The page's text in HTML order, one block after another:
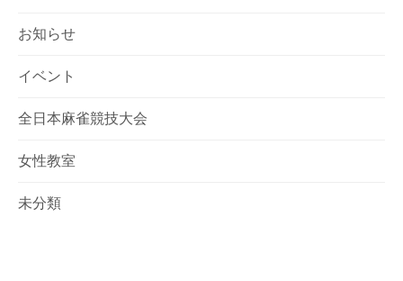
お知らせ
イベント
全日本麻雀競技大会
女性教室
未分類